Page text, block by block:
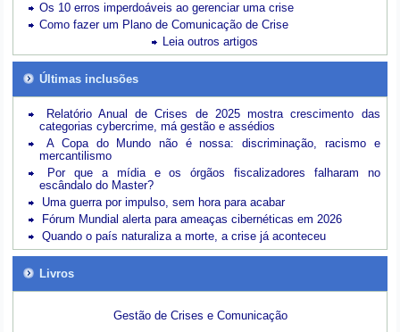
Os 10 erros imperdoáveis ao gerenciar uma crise
Como fazer um Plano de Comunicação de Crise
Leia outros artigos
Últimas inclusões
Relatório Anual de Crises de 2025 mostra crescimento das
categorias cybercrime, má gestão e assédios
A Copa do Mundo não é nossa: discriminação, racismo e
mercantilismo
Por que a mídia e os órgãos fiscalizadores falharam no
escândalo do Master?
Uma guerra por impulso, sem hora para acabar
Fórum Mundial alerta para ameaças cibernéticas em 2026
Quando o país naturaliza a morte, a crise já aconteceu
Livros
Gestão de Crises e Comunicação